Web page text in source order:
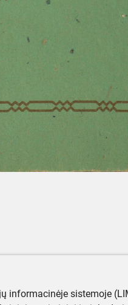
informacinėje sistemoje